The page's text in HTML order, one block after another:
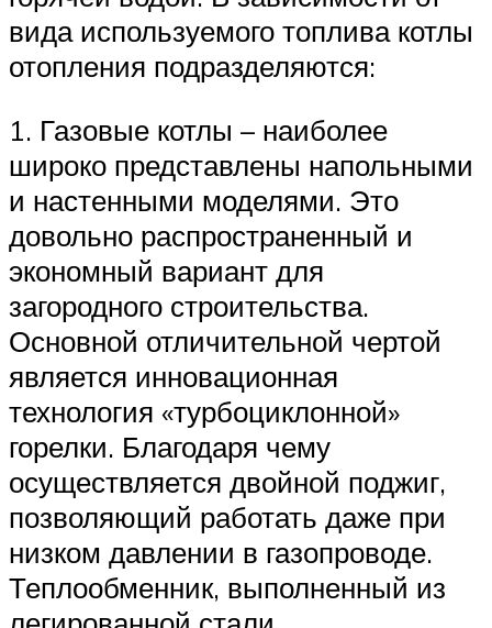
вида используемого топлива котлы
отопления подразделяются:
1. Газовые котлы – наиболее
широко представлены напольными
и настенными моделями. Это
довольно распространенный и
экономный вариант для
загородного строительства.
Основной отличительной чертой
является инновационная
технология «турбоциклонной»
горелки. Благодаря чему
осуществляется двойной поджиг,
позволяющий работать даже при
низком давлении в газопроводе.
Теплообменник, выполненный из